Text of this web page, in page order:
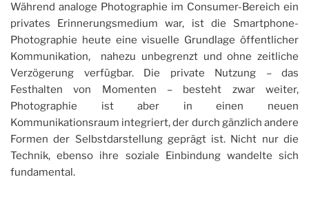
Während analoge Photographie im Consumer-Bereich ein
privates Erinnerungsmedium war, ist die Smartphone-
Photographie heute eine visuelle Grundlage öffentlicher
Kommunikation, nahezu unbegrenzt und ohne zeitliche
Verzögerung verfügbar. Die private Nutzung – das
Festhalten von Momenten – besteht zwar weiter,
Photographie ist aber in einen neuen
Kommunikationsraum integriert, der durch gänzlich andere
Formen der Selbstdarstellung geprägt ist. Nicht nur die
Technik, ebenso ihre soziale Einbindung wandelte sich
fundamental.